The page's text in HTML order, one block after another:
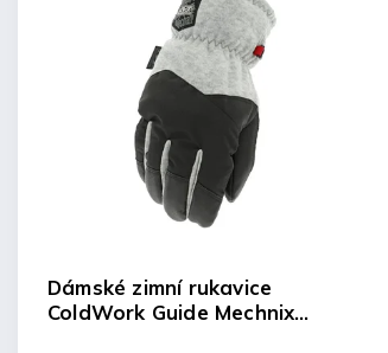
Dámské zimní rukavice
ColdWork Guide Mechnix